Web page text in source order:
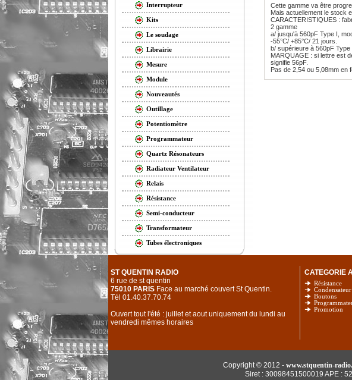
Interrupteur
Kits
Le soudage
Librairie
Mesure
Module
Nouveautés
Outillage
Potentiomètre
Programmateur
Quartz Résonateurs
Radiateur Ventilateur
Relais
Résistance
Semi-conducteur
Transformateur
Tubes électroniques
Cette gamme va être
Mais actuellement le stock
CARACTERISTIQUES :
2 gamme
a/ jusqu'à 560pF Type I,
-55°C/ +85°C/ 21 jours.
b/ supérieure à 560pF Type
MARQUAGE : si lettre est
signifie 56pF.
Pas de 2,54 ou 5,08mm en
ST QUENTIN RADIO
6 rue de st quentin
75010 PARIS Face au marché couvert St Quentin.
Tél 01.40.37.70.74
Ouvert tout l'été : juillet et aout uniquement du lundi au
vendredi mêmes horaires
CATEGORIE
Résistance
Condensateur
Boutons
Promotion
Copyright © 2012 - www.stquentin-
Siret : 30098451500019 APE :